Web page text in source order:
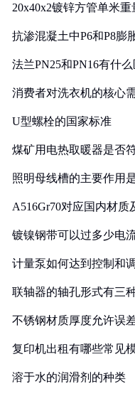
20x40x2镀锌方管单米
抗渗混凝土中P6和P8膨
法兰PN25和PN16有什么
消费者对洗衣机的核心
U型螺栓的国家标准
煤矿用电热取暖器是否
照明母线槽的主要作用
A516Gr70对应国内材
镀镍钢带可以过多少电
计量泵如何达到控制和
联轴器的轴孔形式有三
不锈钢材质厚度允许误
复印机出租有哪些常见
溶于水的润滑剂的种类